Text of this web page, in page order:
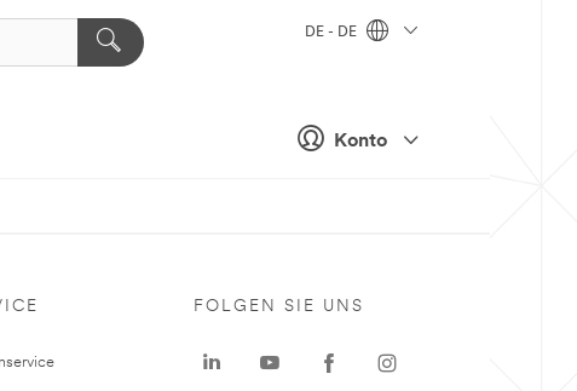
Konto
DE - DE
FOLGEN SIE UNS